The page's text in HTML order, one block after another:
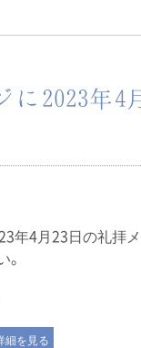
に2023年
年4月23日の礼拝
。
細を見る